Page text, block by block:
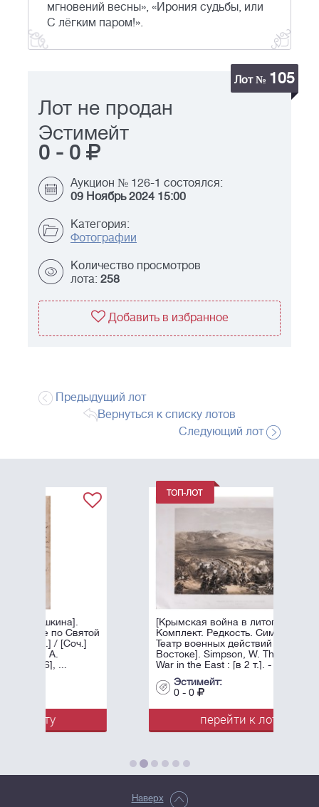
мгновений весны», «Ирония судьбы, или
С лёгким паром!».
Лот № 105
Лот не продан
Эстимейт
0 - 0
Аукцион № 126-1 состоялся:
09 Ноябрь 2024 15:00
Категория:
Фотографии
Количество просмотров
лота: 258
Добавить в избранное
Предыдущий лот
Вернуться к списку лотов
Следующий лот
[Крымская война в литографиях.
Комплект. Редкость. Симпсон, У.
Театр военных действий на
Востоке]. Simpson, W. The Seat of
War in the East : [в 2 т.]. - Лондон: ...
перейти к лоту
Наверх